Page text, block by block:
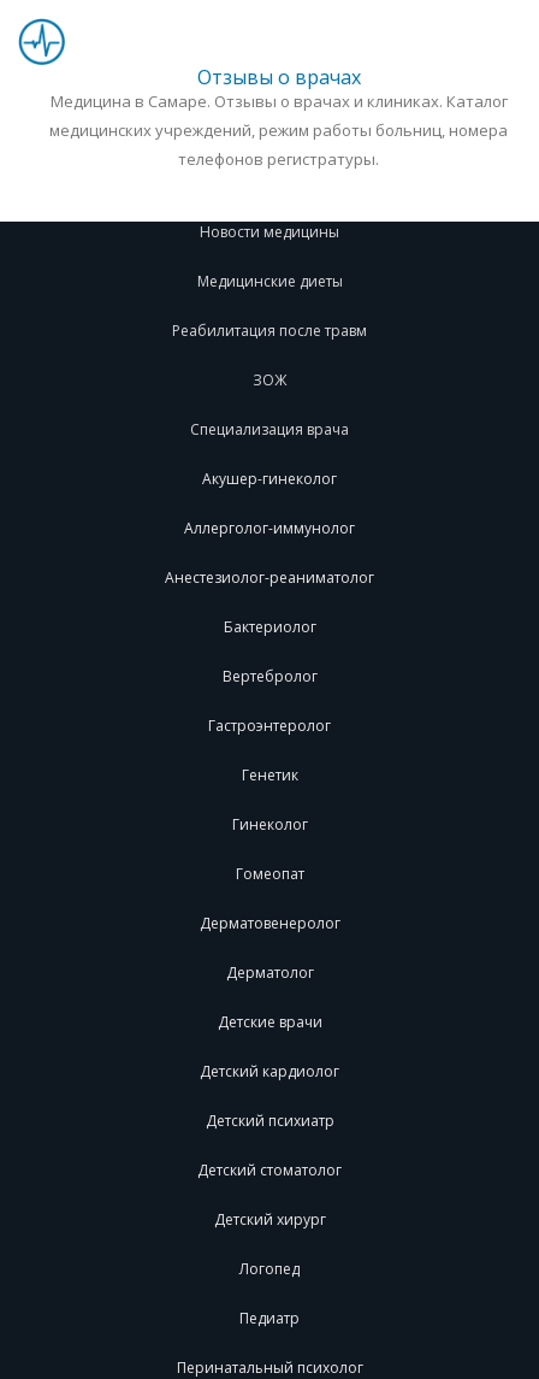
Отзывы о врачах
Медицина в Самаре. Отзывы о врачах и клиниках. Каталог
медицинских учреждений, режим работы больниц, номера
телефонов регистратуры.
Новости медицины
Медицинские диеты
Реабилитация после травм
ЗОЖ
Специализация врача
Акушер-гинеколог
Аллерголог-иммунолог
Анестезиолог-реаниматолог
Бактериолог
Вертебролог
Гастроэнтеролог
Генетик
Гинеколог
Гомеопат
Дерматовенеролог
Дерматолог
Детские врачи
Детский кардиолог
Детский психиатр
Детский стоматолог
Детский хирург
Логопед
Педиатр
Перинатальный психолог